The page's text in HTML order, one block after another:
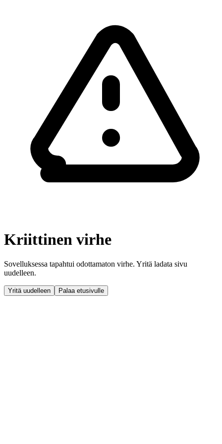
Kriittinen virhe
Sovelluksessa tapahtui odottamaton virhe. Yritä ladata sivu
uudelleen.
Yritä uudelleen Palaa etusivulle